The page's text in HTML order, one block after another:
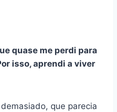
quase me perdi para
isso, aprendi a viver
que parecia